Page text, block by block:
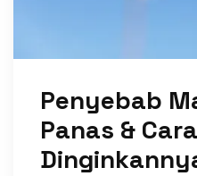
Penyebab
Panas & Cara